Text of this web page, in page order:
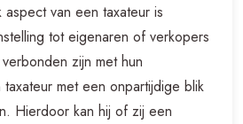
van een taxateur is
tot eigenaren of verkopers
zijn met hun
met een onpartijdige blik
Hierdoor kan hij of zij een